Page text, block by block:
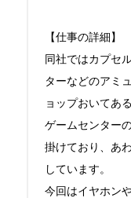
【仕事の詳細】
同社ではカプセ
ターなどのアミ
ョップおいてあ
ゲームセンター
掛けており、あ
しています。
今回はイヤホン